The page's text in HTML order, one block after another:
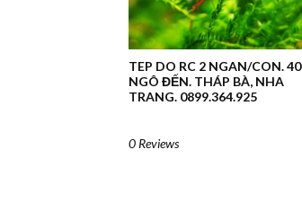
TEP DO RC 2 NGAN/CON. 40
NGÔ ĐẾN. THÁP BÀ, NHA
TRANG. 0899.364.925
0 Reviews